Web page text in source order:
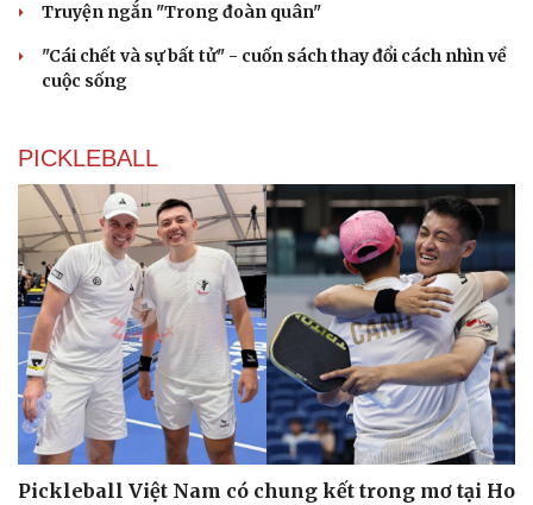
Truyện ngắn "Trong đoàn quân"
"Cái chết và sự bất tử" - cuốn sách thay đổi cách nhìn về
cuộc sống
PICKLEBALL
Pickleball Việt Nam có chung kết trong mơ tại Ho